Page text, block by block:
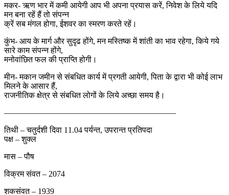
मकर- ऋण भार में कमी आयेगी आप भी अपना प्रयास करें, निवेश के लिये यदि
मन बना रहें हैं तो संपन्न
क्रें सब मंगल होगा, ईशवर का स्मरण करते रहें।
कुंभ- आय के मार्ग और सुदृढ होंगे, मन मस्तिष्क में शांती का भाव रहेगा, किये गये
सारे काम संपन्न होंगे,
मनोवांछित फल की प्राप्ति होगी।
मीन- मकान जमीन से संबधित कार्य में प्रगती आयेगी, पिता के द्वारा भी कोई लाभ
मिलने के आसार हैं,
राजनीतिक क्षेत्र से संबधित लोगों के लिये अच्छा समय है।
—————————————————————
तिथी – चतुर्दशी दिवा 11.04 पर्यन्त, उपरान्त प्रतिपदा
पक्ष – शुक्ल
मास – पौष
विक्रम संवत – 2074
शकसंवत – 1939